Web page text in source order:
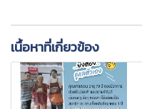
เนื้อหาที่เกี่ยวข้อง